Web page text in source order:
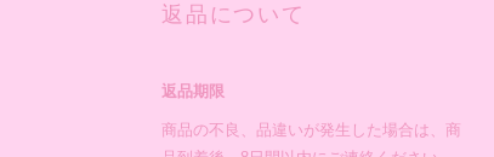
返品について
返品期限
商品の不良、品違いが発生した場合は、商